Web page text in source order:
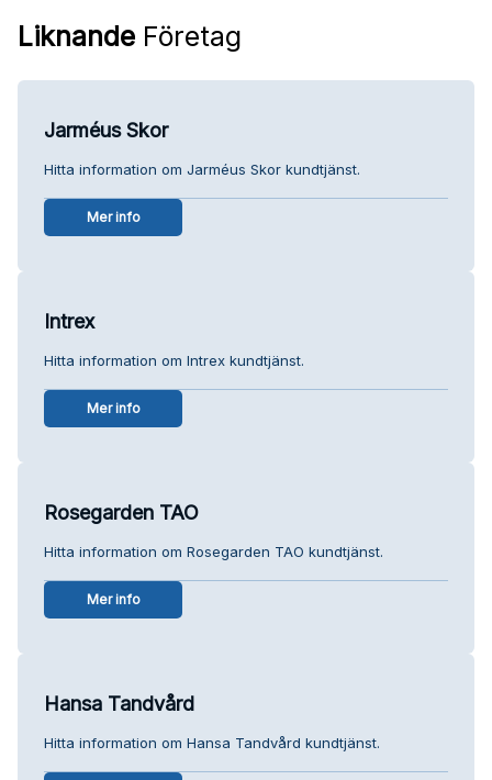
Liknande Företag
Jarméus Skor
Hitta information om Jarméus Skor kundtjänst.
Mer info
Intrex
Hitta information om Intrex kundtjänst.
Mer info
Rosegarden TAO
Hitta information om Rosegarden TAO kundtjänst.
Mer info
Hansa Tandvård
Hitta information om Hansa Tandvård kundtjänst.